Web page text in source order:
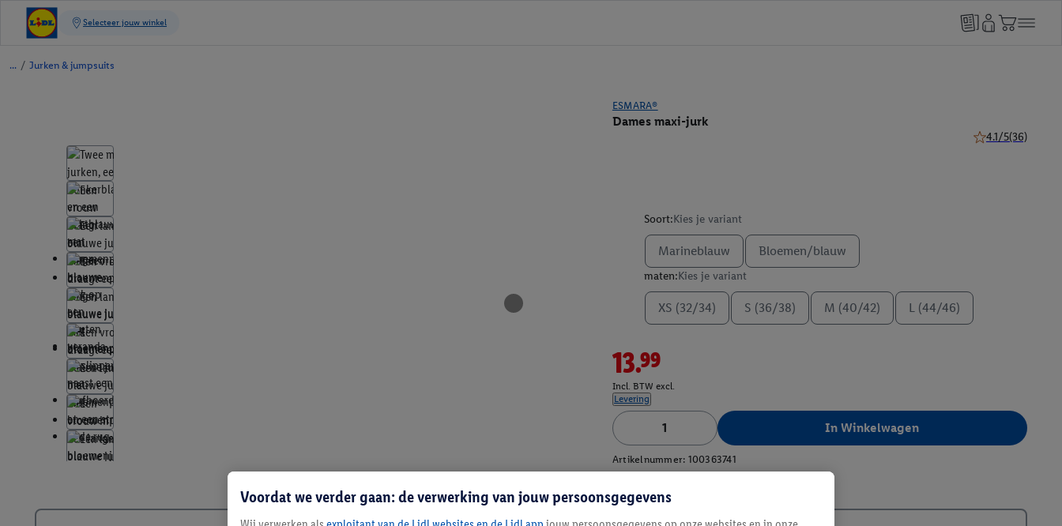
/ Jurken & jumpsuits
ESMARA®
Dames maxi-jurk
4.1/5(36)
Soort:Kies je variant
Marineblauw Bloemen/blauw
maten:Kies je variant
XS (32/34) S (36/38) M (40/42) L (44/46)
13.99
Incl. BTW excl.
Levering
In Winkelwagen
Artikelnummer: 100363741
Voordat we verder gaan: de verwerking van jouw persoonsgegevens